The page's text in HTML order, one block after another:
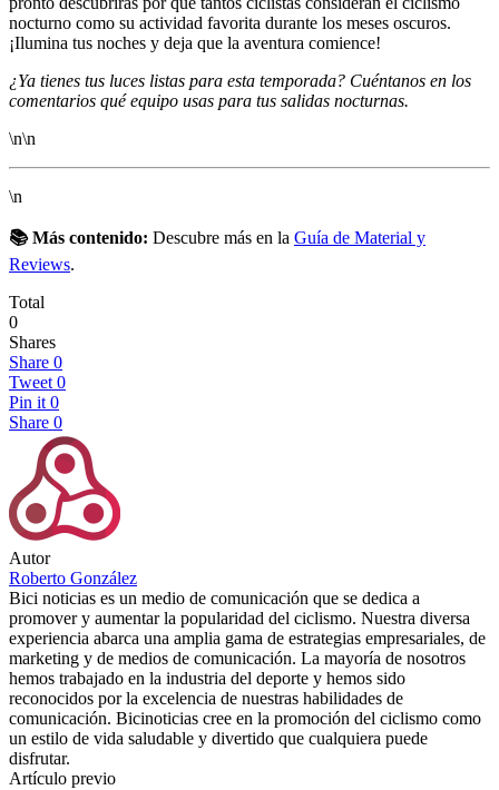
nocturno como su actividad favorita durante los meses oscuros.
¡Ilumina tus noches y deja que la aventura comience!
¿Ya tienes tus luces listas para esta temporada? Cuéntanos en los
comentarios qué equipo usas para tus salidas nocturnas.
\n\n
\n
📚 Más contenido: Descubre más en la Guía de Material y
Reviews.
Total
0
Shares
Share 0
Tweet 0
Pin it 0
Share 0
Autor
Roberto González
Bici noticias es un medio de comunicación que se dedica a
promover y aumentar la popularidad del ciclismo. Nuestra diversa
experiencia abarca una amplia gama de estrategias empresariales, de
marketing y de medios de comunicación. La mayoría de nosotros
hemos trabajado en la industria del deporte y hemos sido
reconocidos por la excelencia de nuestras habilidades de
comunicación. Bicinoticias cree en la promoción del ciclismo como
un estilo de vida saludable y divertido que cualquiera puede
disfrutar.
Artículo previo